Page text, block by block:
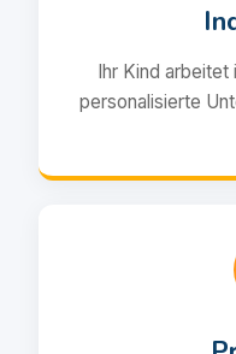
Ihr Kind arbeitet
personalisierte